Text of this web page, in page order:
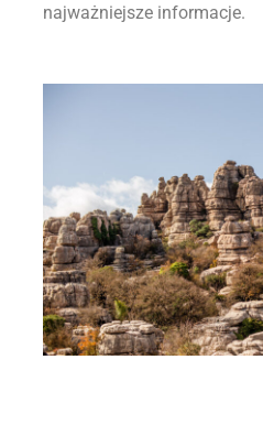
najważniejsze informacje.